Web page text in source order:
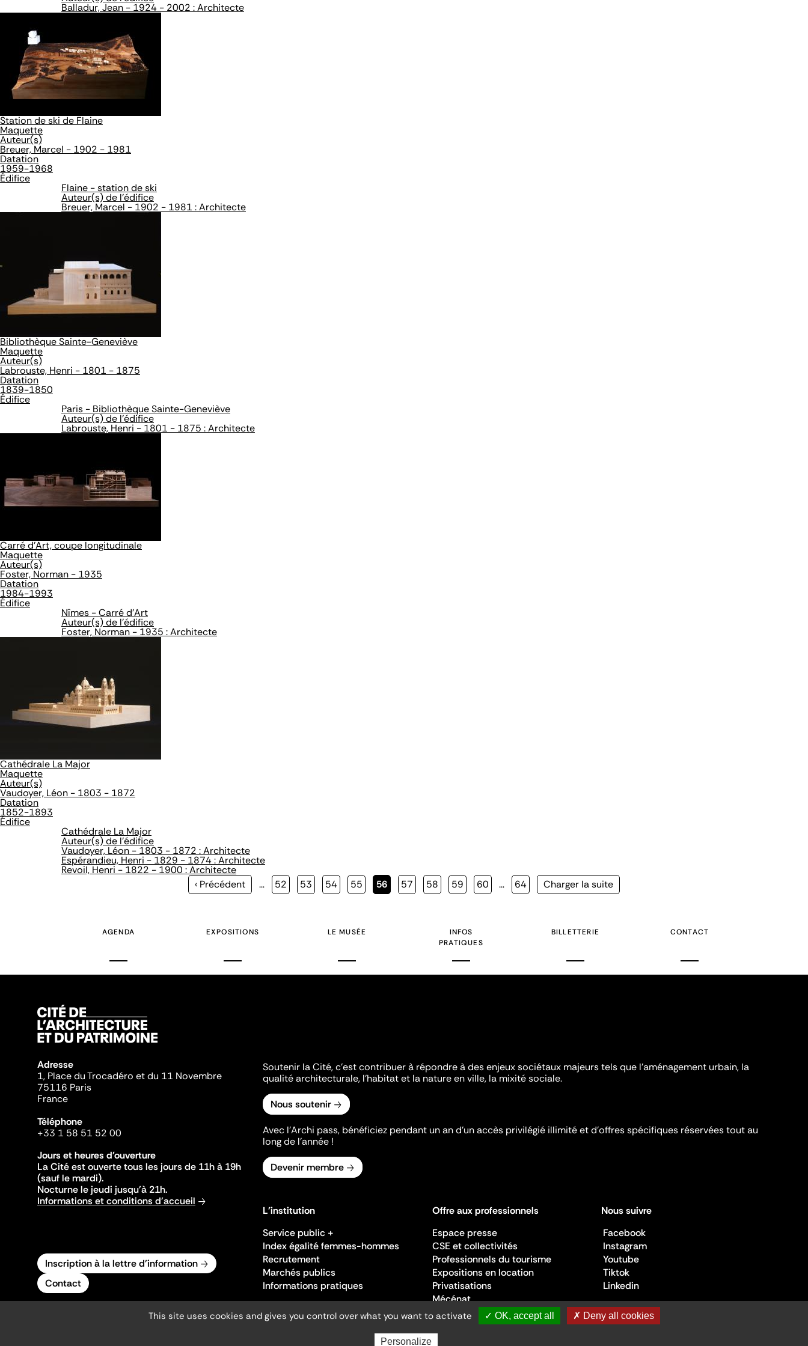
Balladur, Jean - 1924 - 2002 : Architecte
Station de ski de Flaine
Maquette
Auteur(s)
Breuer, Marcel - 1902 - 1981
Datation
1959-1968
Édifice
Flaine - station de ski
Auteur(s) de l'édifice
Breuer, Marcel - 1902 - 1981 : Architecte
Bibliothèque Sainte-Geneviève
Maquette
Auteur(s)
Labrouste, Henri - 1801 - 1875
Datation
1839-1850
Édifice
Paris - Bibliothèque Sainte-Geneviève
Auteur(s) de l'édifice
Labrouste, Henri - 1801 - 1875 : Architecte
Carré d'Art, coupe longitudinale
Maquette
Auteur(s)
Foster, Norman - 1935
Datation
1984-1993
Édifice
Nîmes - Carré d'Art
Auteur(s) de l'édifice
Foster, Norman - 1935 : Architecte
Cathédrale La Major
Maquette
Auteur(s)
Vaudoyer, Léon - 1803 - 1872
Datation
1852-1893
Édifice
Cathédrale La Major
Auteur(s) de l'édifice
Vaudoyer, Léon - 1803 - 1872 : Architecte
Espérandieu, Henri - 1829 - 1874 : Architecte
Revoil, Henri - 1822 - 1900 : Architecte
Page
‹ Précédent … Page
52 Page
53 Page
54 Page
55
Page
56 Page
57 Page
58 Page
59 Page
60 … Page
64
Page
Charger la suite
AGENDA EXPOSITIONS LE MUSÉE
INFOS
PRATIQUES
BILLETTERIE CONTACT
Adresse
1, Place du Trocadéro et du 11 Novembre
75116 Paris
France
Téléphone
+33 1 58 51 52 00
Jours et heures d'ouverture
La Cité est ouverte tous les jours de 11h à 19h
(sauf le mardi).
Nocturne le jeudi jusqu'à 21h.
Informations et conditions d'accueil
Inscription à la lettre d'information
Contact
Soutenir la Cité, c'est contribuer à répondre à des enjeux sociétaux majeurs tels que l'aménagement urbain, la
qualité architecturale, l'habitat et la nature en ville, la mixité sociale.
Nous soutenir
Avec l’Archi pass, bénéficiez pendant un an d’un accès privilégié illimité et d’offres spécifiques réservées tout au
long de l’année !
Devenir membre
L'institution
Service public +
Index égalité femmes-hommes
Recrutement
Marchés publics
Informations pratiques
Offre aux professionnels
Espace presse
CSE et collectivités
Professionnels du tourisme
Expositions en location
Privatisations
Mécénat
Nous suivre
Facebook
Instagram
Youtube
Tiktok
Linkedin
This site uses cookies and gives you control over what you want to activate ✓ OK, accept all ✗ Deny all cookies
Personalize